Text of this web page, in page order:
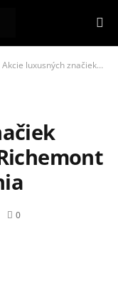
Akcie luxusných značiek rastú po tom, ako Richemont prekonal očakávania
0